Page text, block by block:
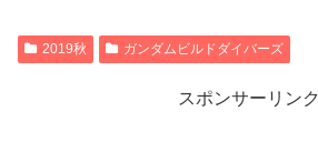
2019秋 ガンダムビルドダイバーズ
スポンサーリンク